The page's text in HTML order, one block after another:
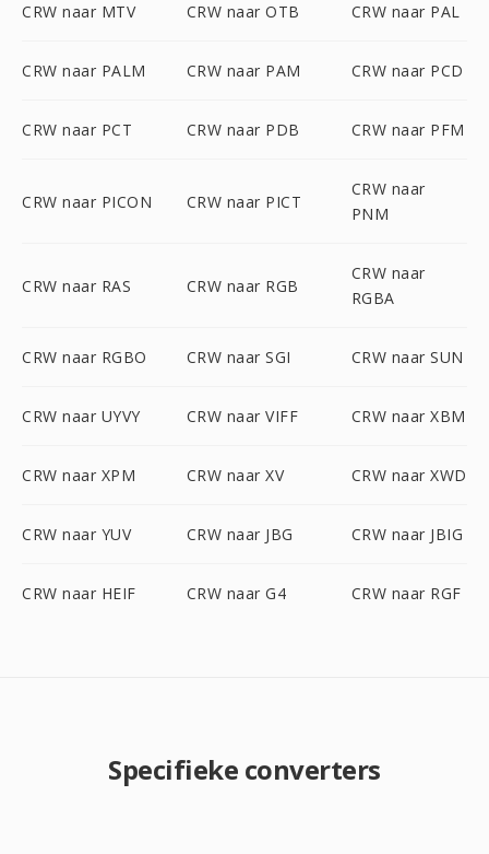
CRW naar MTV CRW naar OTB CRW naar PAL
CRW naar PALM CRW naar PAM CRW naar PCD
CRW naar PCT CRW naar PDB CRW naar PFM
CRW naar PICON CRW naar PICT
CRW naar
PNM
CRW naar RAS CRW naar RGB
CRW naar
RGBA
CRW naar RGBO CRW naar SGI CRW naar SUN
CRW naar UYVY CRW naar VIFF CRW naar XBM
CRW naar XPM CRW naar XV CRW naar XWD
CRW naar YUV CRW naar JBG CRW naar JBIG
CRW naar HEIF CRW naar G4 CRW naar RGF
Specifieke converters